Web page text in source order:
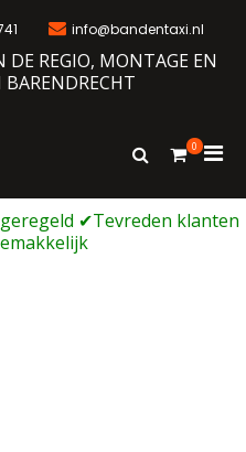
info@bandentaxi.nl
DE REGIO, MONTAGE EN
Bandengarage met eigen webshop
Toon
0
voor